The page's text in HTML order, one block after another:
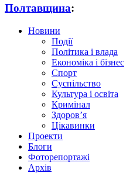
Полтавщина:
Новини
Події
Політика і влада
Економіка і бізнес
Спорт
Суспільство
Культура і освіта
Кримінал
Здоров’я
Цікавинки
Проекти
Блоги
Фоторепортажі
Архів